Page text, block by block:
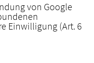
von Google
Einwilligung (Art. 6